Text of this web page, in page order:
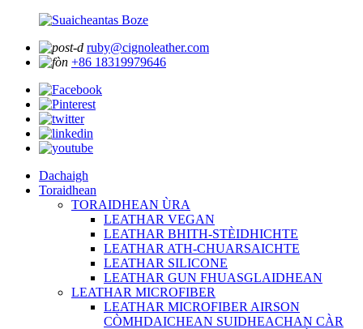
ruby@cignoleather.com
+86 18319979646
Dachaigh
Toraidhean
TORAIDHEAN ÙRA
LEATHAR VEGAN
LEATHAR BHITH-STÈIDHICHTE
LEATHAR ATH-CHUARSAICHTE
LEATHAR SILICONE
LEATHAR GUN FHUASGLAIDHEAN
LEATHAR MICROFIBER
LEATHAR MICROFIBER AIRSON
CÒMHDAICHEAN SUIDHEACHAN CÀR